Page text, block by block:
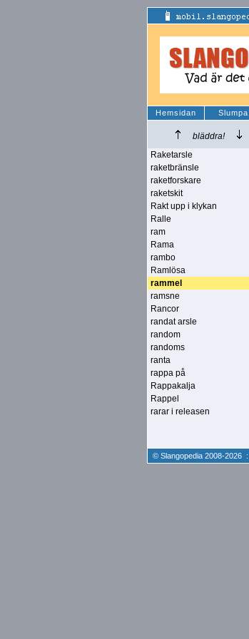
Hemsidan Slumpa
bläddra!
Raketarsle
raketbränsle
raketforskare
raketskit
Rakt upp i klykan
Ralle
ram
Rama
rambo
Ramlösa
rammel
ramsne
Rancor
randat arsle
random
randoms
ranta
rappa på
Rappakalja
Rappel
rarar i releasen
© Slangopedia 2008-2026 :